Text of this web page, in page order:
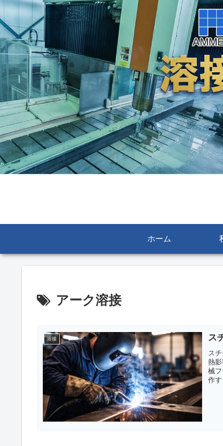
ホーム
アーク溶接
溶接 ス
ス
熱
械
作